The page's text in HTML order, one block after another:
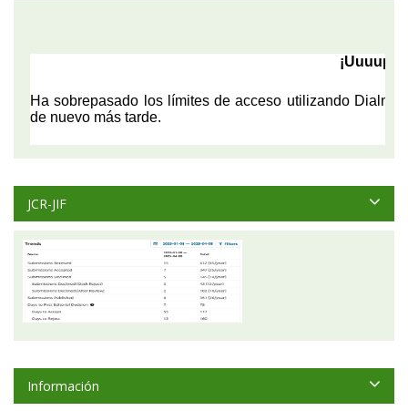
JCR-JIF
Información